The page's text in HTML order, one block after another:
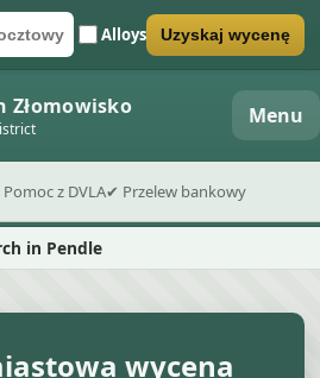
rejestracyjny
pocztowyAlloys
formularz wyceny Uzyskaj wycenę
Złomowisko Menu
z DVLA✔ Przelew bankowy
in Pendle
wycena